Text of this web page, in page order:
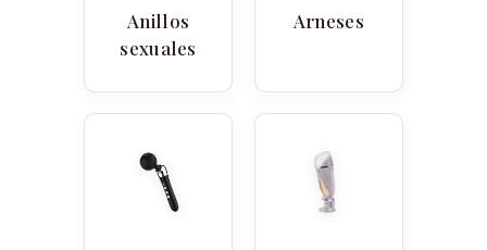
Anillos
sexuales
Arneses